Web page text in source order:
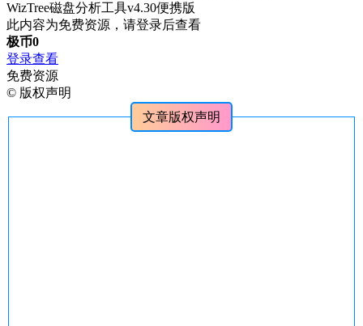
WizTree磁盘分析工具v4.30便携版
此内容为免费资源，请登录后查看
极币0
登录查看
免费资源
© 版权声明
文章版权声明